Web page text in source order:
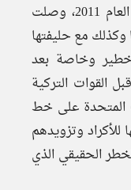
بعد الأزمة السورية التي حدثت في العام 2011، وصلت
وكذلك مع حليفتها
وخاصة بعد
القوات التركية
المتحدة على خط
وتزويدهم
الحقيقي الذي